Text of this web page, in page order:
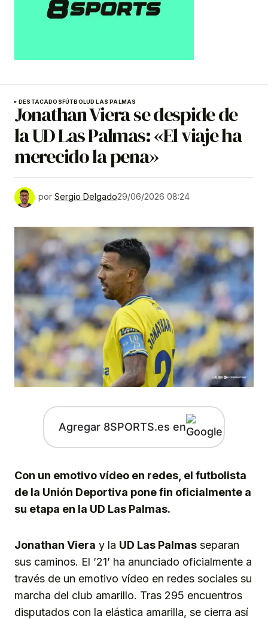
DESTACADOSFÚTBOLUD LAS PALMAS
Jonathan Viera se despide de
la UD Las Palmas: «El viaje ha
merecido la pena»
por Sergio Delgado29/06/2026 08:24
Agregar 8SPORTS.es en
Con un emotivo vídeo en redes, el futbolista
de la Unión Deportiva pone fin oficialmente a
su etapa en la UD Las Palmas.
Jonathan Viera y la UD Las Palmas separan
sus caminos. El ’21’ ha anunciado oficialmente a
través de un emotivo vídeo en redes sociales su
marcha del club amarillo. Tras 295 encuentros
disputados con la elástica amarilla, se cierra así